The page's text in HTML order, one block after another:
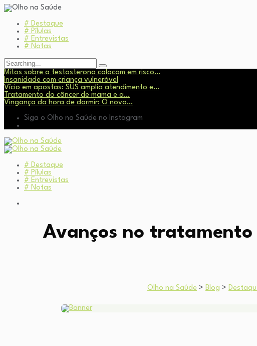
# Destaque
# Pílulas
# Entrevistas
# Notas
Search
for:
Mitos sobre a testosterona colocam em risco…
Insanidade com criança vulnerável
Vício em apostas: SUS amplia atendimento e…
Tratamento do câncer de mama e a…
Vingança da hora de dormir: O novo…
Siga o Olho na Saúde no Instagram
# Destaque
# Pílulas
# Entrevistas
# Notas
Avanços no
Olho na Saúde > Blog >